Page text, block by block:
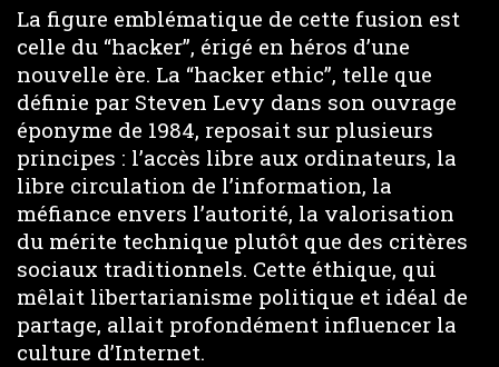
La figure emblématique de cette fusion est
celle du “hacker”, érigé en héros d’une
nouvelle ère. La “hacker ethic”, telle que
définie par Steven Levy dans son ouvrage
éponyme de 1984, reposait sur plusieurs
principes : l’accès libre aux ordinateurs, la
libre circulation de l’information, la
méfiance envers l’autorité, la valorisation
du mérite technique plutôt que des critères
sociaux traditionnels. Cette éthique, qui
mêlait libertarianisme politique et idéal de
partage, allait profondément influencer la
culture d’Internet.